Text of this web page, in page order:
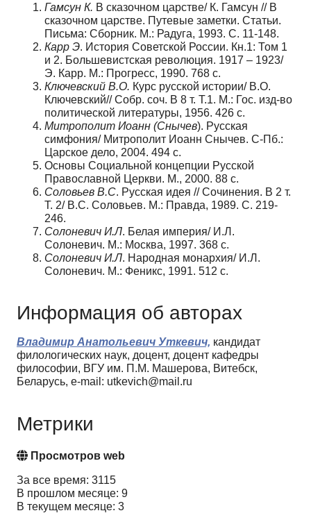
Гамсун К. В сказочном царстве/ К. Гамсун // В
сказочном царстве. Путевые заметки. Статьи.
Письма: Сборник. М.: Радуга, 1993. С. 11-148.
Карр Э. История Советской России. Кн.1: Том 1
и 2. Большевистская революция. 1917 – 1923/
Э. Карр. М.: Прогресс, 1990. 768 с.
Ключевский В.О. Курс русской истории/ В.О.
Ключевский// Собр. соч. В 8 т. Т.1. М.: Гос. изд-во
политической литературы, 1956. 426 с.
Митрополит Иоанн (Снычев). Русская
симфония/ Митрополит Иоанн Снычев. С-Пб.:
Царское дело, 2004. 494 с.
Основы Социальной концепции Русской
Православной Церкви. М., 2000. 88 с.
Соловьев В.С. Русская идея // Сочинения. В 2 т.
Т. 2/ В.С. Соловьев. М.: Правда, 1989. С. 219-
246.
Солоневич И.Л. Белая империя/ И.Л.
Солоневич. М.: Москва, 1997. 368 с.
Солоневич И.Л. Народная монархия/ И.Л.
Солоневич. М.: Феникс, 1991. 512 с.
Информация об авторах
Владимир Анатольевич Уткевич, кандидат
филологических наук, доцент, доцент кафедры
философии, ВГУ им. П.М. Машерова, Витебск,
Беларусь, e-mail: utkevich@mail.ru
Метрики
Просмотров web
За все время: 3115
В прошлом месяце: 9
В текущем месяце: 3